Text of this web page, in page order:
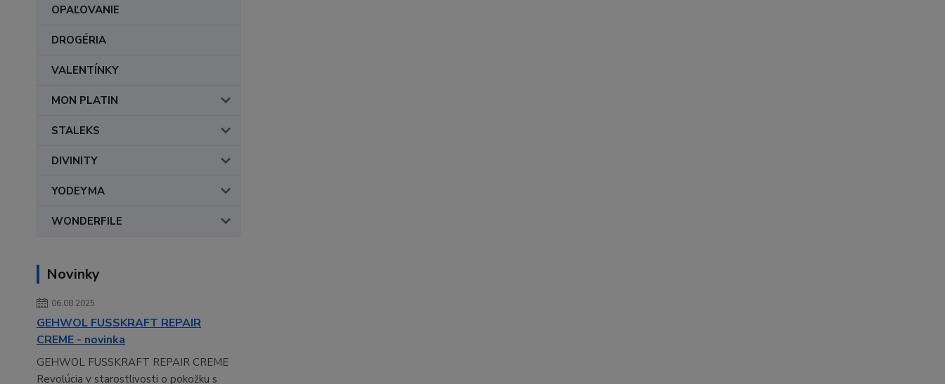
OPAĽOVANIE
DROGÉRIA
VALENTÍNKY
MON PLATIN
STALEKS
DIVINITY
YODEYMA
WONDERFILE
Novinky
06.08.2025
GEHWOL FUSSKRAFT REPAIR
CREME - novinka
GEHWOL FUSSKRAFT REPAIR CREME
Revolúcia v starostlivosti o pokožku s